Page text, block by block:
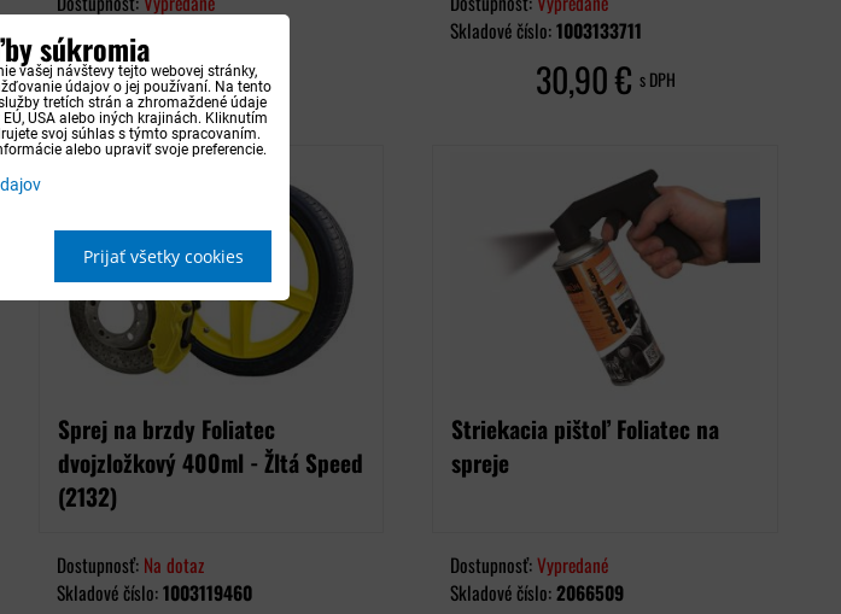
Skladové číslo:
30,90 €s DPH
Skladové číslo:1003133711
30,90 € s DPH
Sprej na brzdy Foliatec
dvojzložkový 400ml - Žltá Speed
(2132)
Dostupnosť: Na dotaz
Skladové číslo:1003119460
Striekacia pištoľ Foliatec na
spreje
Dostupnosť:Vypredané
Skladové číslo:2066509
súkromia
vašej návštevy tejto webovej stránky,
údajov o jej používaní. Na tento
tretích strán a zhromaždené údaje
USA alebo iných krajinách. Kliknutím
svoj súhlas s týmto spracovaním.
alebo upraviť svoje preferencie.
Prijať všetky cookies